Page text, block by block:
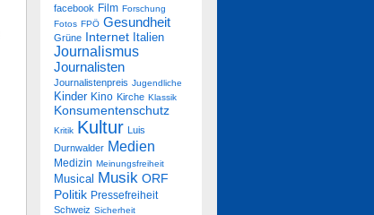
facebook Film Forschung
Fotos FPÖ Gesundheit
Grüne Internet Italien
Journalismus
Journalisten
Journalistenpreis Jugendliche
Kinder Kino Kirche Klassik
Konsumentenschutz
Kritik Kultur Luis
Durnwalder Medien
Medizin Meinungsfreiheit
Musical Musik ORF
Politik Pressefreiheit
Schweiz Sicherheit